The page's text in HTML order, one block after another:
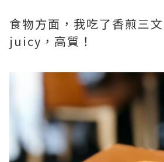
食物方面，我吃了香煎三
juicy，高質！